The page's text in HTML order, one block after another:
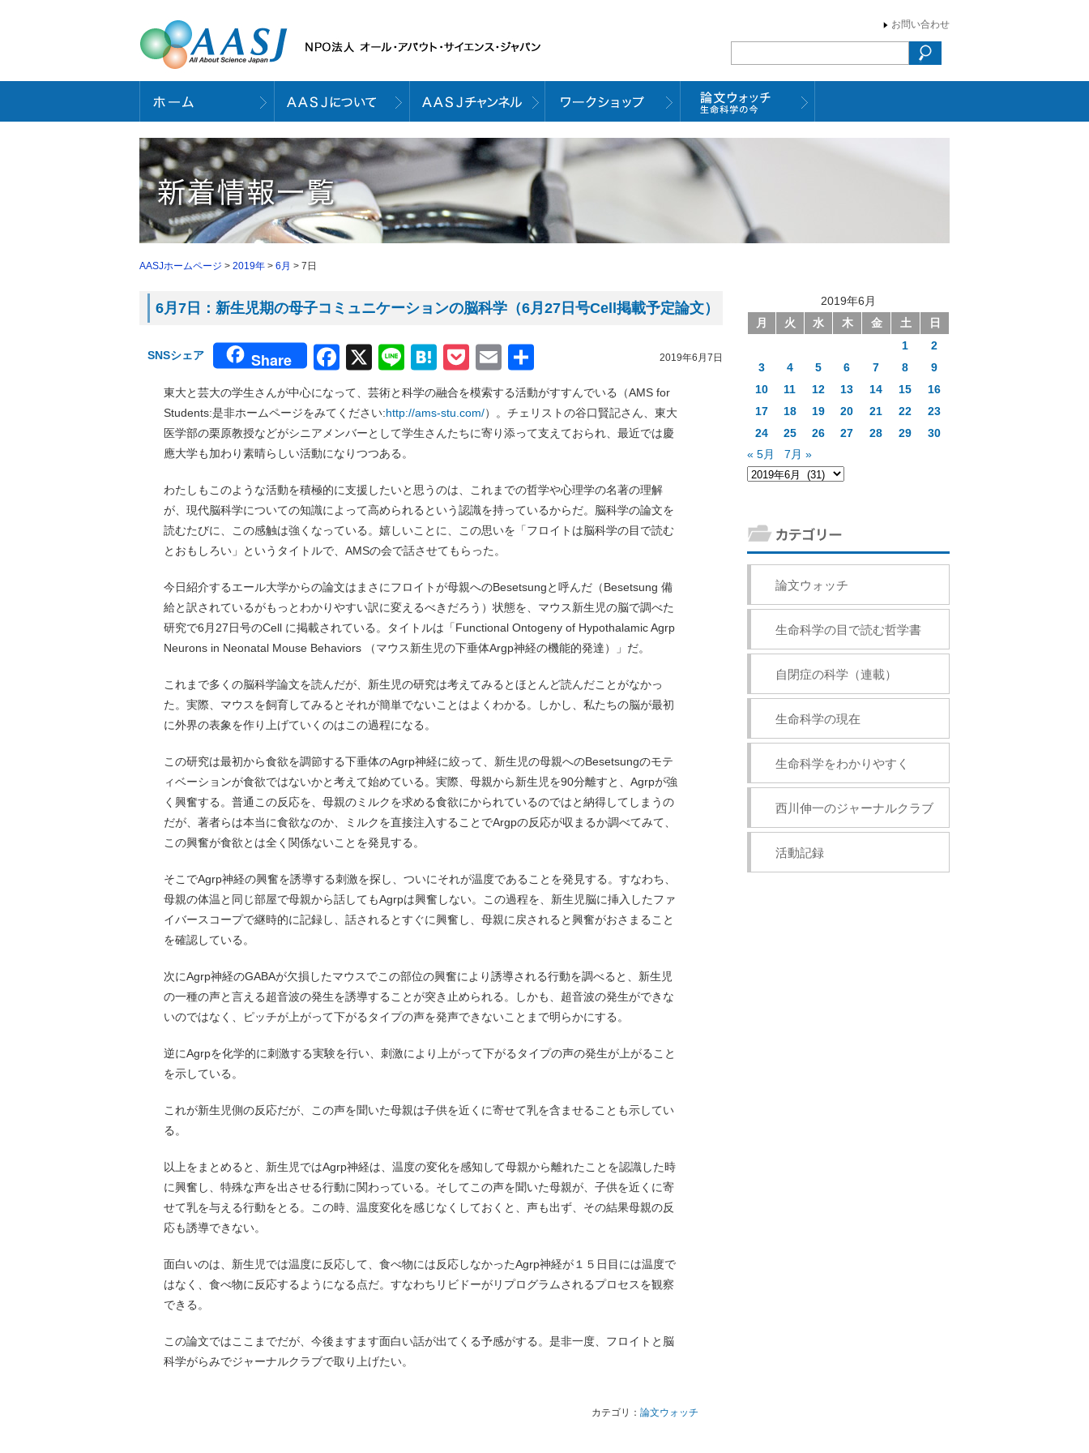
お問い合わせ
AASJホームページ > 2019年 > 6月 > 7日
6月7日：新生児期の母子コミュニケーションの脳科学（6月27日号Cell掲載予定論文）
2019年6月7日
SNSシェア Share Facebook
X LineHatena
Pocket
Email
有
東大と芸大の学生さんが中心になって、芸術と科学の融合を模索する活動がすすんでいる（AMS for
Students:是非ホームページをみてください:http://ams-stu.com/）。チェリストの谷口賢記さん、東大
医学部の栗原教授などがシニアメンバーとして学生さんたちに寄り添って支えておられ、最近では慶
應大学も加わり素晴らしい活動になりつつある。
わたしもこのような活動を積極的に支援したいと思うのは、これまでの哲学や心理学の名著の理解
が、現代脳科学についての知識によって高められるという認識を持っているからだ。脳科学の論文を
読むたびに、この感触は強くなっている。嬉しいことに、この思いを「フロイトは脳科学の目で読む
とおもしろい」というタイトルで、AMSの会で話させてもらった。
今日紹介するエール大学からの論文はまさにフロイトが母親へのBesetsungと呼んだ（Besetsung 備
給と訳されているがもっとわかりやすい訳に変えるべきだろう）状態を、マウス新生児の脳で調べた
研究で6月27日号のCell に掲載されている。タイトルは「Functional Ontogeny of Hypothalamic Agrp
Neurons in Neonatal Mouse Behaviors （マウス新生児の下垂体Argp神経の機能的発達）」だ。
これまで多くの脳科学論文を読んだが、新生児の研究は考えてみるとほとんど読んだことがなかっ
た。実際、マウスを飼育してみるとそれが簡単でないことはよくわかる。しかし、私たちの脳が最初
に外界の表象を作り上げていくのはこの過程になる。
この研究は最初から食欲を調節する下垂体のAgrp神経に絞って、新生児の母親へのBesetsungのモテ
ィベーションが食欲ではないかと考えて始めている。実際、母親から新生児を90分離すと、Agrpが強
く興奮する。普通この反応を、母親のミルクを求める食欲にかられているのではと納得してしまうの
だが、著者らは本当に食欲なのか、ミルクを直接注入することでArgpの反応が収まるか調べてみて、
この興奮が食欲とは全く関係ないことを発見する。
そこでAgrp神経の興奮を誘導する刺激を探し、ついにそれが温度であることを発見する。すなわち、
母親の体温と同じ部屋で母親から話してもAgrpは興奮しない。この過程を、新生児脳に挿入したファ
イバースコープで継時的に記録し、話されるとすぐに興奮し、母親に戻されると興奮がおさまること
を確認している。
次にAgrp神経のGABAが欠損したマウスでこの部位の興奮により誘導される行動を調べると、新生児
の一種の声と言える超音波の発生を誘導することが突き止められる。しかも、超音波の発生ができな
いのではなく、ピッチが上がって下がるタイプの声を発声できないことまで明らかにする。
逆にAgrpを化学的に刺激する実験を行い、刺激により上がって下がるタイプの声の発生が上がること
を示している。
これが新生児側の反応だが、この声を聞いた母親は子供を近くに寄せて乳を含ませることも示してい
る。
以上をまとめると、新生児ではAgrp神経は、温度の変化を感知して母親から離れたことを認識した時
に興奮し、特殊な声を出させる行動に関わっている。そしてこの声を聞いた母親が、子供を近くに寄
せて乳を与える行動をとる。この時、温度変化を感じなくしておくと、声も出ず、その結果母親の反
応も誘導できない。
面白いのは、新生児では温度に反応して、食べ物には反応しなかったAgrp神経が１５日目には温度で
はなく、食べ物に反応するようになる点だ。すなわちリビドーがリプログラムされるプロセスを観察
できる。
この論文ではここまでだが、今後ますます面白い話が出てくる予感がする。是非一度、フロイトと脳
科学がらみでジャーナルクラブで取り上げたい。
カテゴリ： 論文ウォッチ
2019年6月
月
火 水 木 金 土
日
1
2
3
4 5 6 7 8
9
10
11 12 13 14 15
16
17
18 19 20 21 22
23
24
25 26 27 28 29
30
« 5月
7月 »
論文ウォッチ
生命科学の目で読む哲学書
自閉症の科学（連載）
生命科学の現在
生命科学をわかりやすく
西川伸一のジャーナルクラブ
活動記録